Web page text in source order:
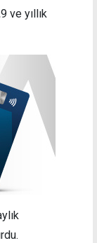
ve yıllık